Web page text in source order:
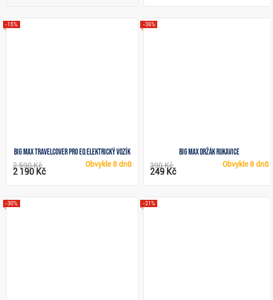
Big Max Travelcover pro eQ elektrický vozík
-15%
Obvykle8 dnů
2 590 Kč
2 190 Kč
Big Max držák rukavice
-36%
Obvykle8 dnů
390 Kč
249 Kč
-30% -21%